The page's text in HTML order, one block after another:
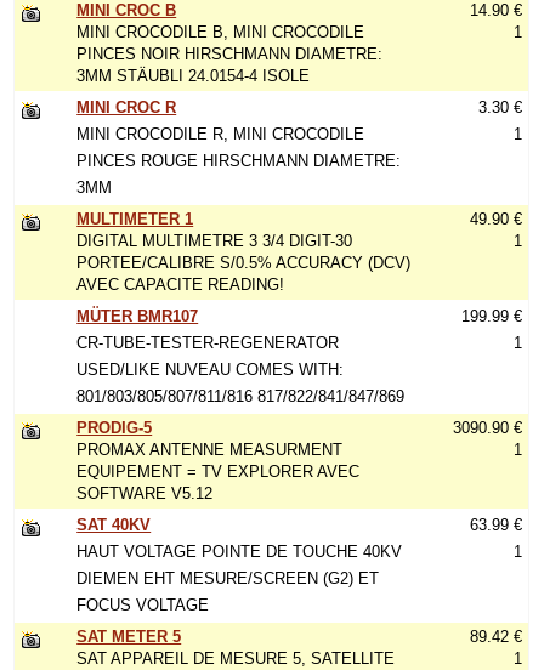
MINI CROC B
MINI CROCODILE B, MINI CROCODILE
PINCES NOIR HIRSCHMANN DIAMETRE:
3MM STÄUBLI 24.0154-4 ISOLE
14.90 €
1
MINI CROC R
MINI CROCODILE R, MINI CROCODILE
PINCES ROUGE HIRSCHMANN DIAMETRE:
3MM
3.30 €
1
MULTIMETER 1
DIGITAL MULTIMETRE 3 3/4 DIGIT-30
PORTEE/CALIBRE S/0.5% ACCURACY (DCV)
AVEC CAPACITE READING!
49.90 €
1
MÜTER BMR107
CR-TUBE-TESTER-REGENERATOR
USED/LIKE NUVEAU COMES WITH:
801/803/805/807/811/816 817/822/841/847/869
199.99 €
1
PRODIG-5
PROMAX ANTENNE MEASURMENT
EQUIPEMENT = TV EXPLORER AVEC
SOFTWARE V5.12
3090.90 €
1
SAT 40KV
HAUT VOLTAGE POINTE DE TOUCHE 40KV
DIEMEN EHT MESURE/SCREEN (G2) ET
FOCUS VOLTAGE
63.99 €
1
SAT METER 5
SAT APPAREIL DE MESURE 5, SATELLITE
89.42 €
1